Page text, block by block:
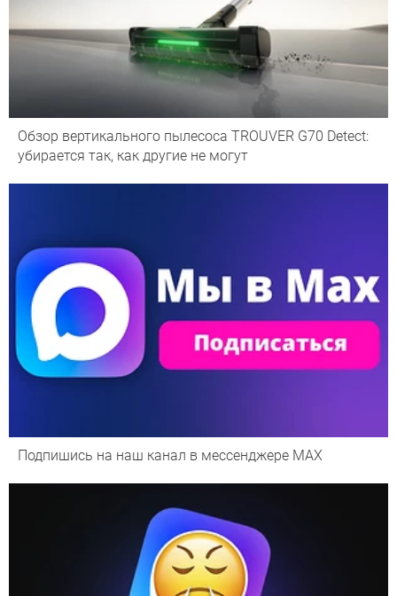
Обзор вертикального пылесоса TROUVER G70 Detect:
убирается так, как другие не могут
Подпишись на наш канал в мессенджере МАХ